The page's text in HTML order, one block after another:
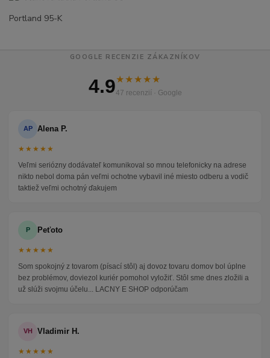
Portland 95-K
GOOGLE RECENZIE ZÁKAZNÍKOV
4.9★★★★★
47 recenzií · Google
AP Alena P.
★★★★★
Veľmi seriózny dodávateľ komunikoval so mnou telefonicky na adrese
nikto nebol doma pán veľmi ochotne vybavil iné miesto odberu a vodič
taktiež veľmi ochotný ďakujem
P Peťoto
★★★★★
Som spokojný z tovarom (písací stôl) aj dovoz tovaru domov bol úplne
bez problémov, doviezol kuriér pomohol vyložiť. Stôl sme dnes zložili a
už slúži svojmu účelu... LACNY E SHOP odporúčam
VH Vladimir H.
★★★★★